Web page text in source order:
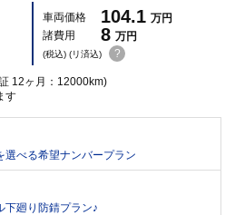
車両価格 104.1 万円
諸費用
8 万円
(税込) (リ済込) ?
12ヶ月：12000km)
す
選べる希望ナンバープラン
下廻り防錆プラン♪